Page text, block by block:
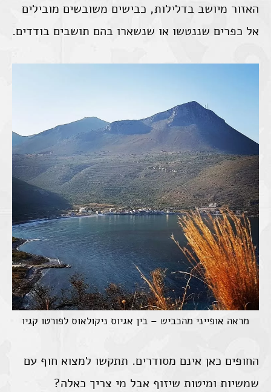
האזור מיושב בדלילות, כבישים משובשים מובילים
אל כפרים שננטשו או שנשארו בהם תושבים בודדים.
מראה אופייני מהכביש – בין אגיוס ניקולאוס לפורטו קגיו
החופים כאן אינם מסודרים. תתקשו למצוא חוף עם
שמשיות ומיטות שיזוף אבל מי צריך כאלה?